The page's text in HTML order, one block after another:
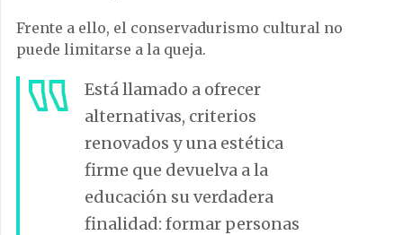
Frente a ello, el conservadurismo cultural no
puede limitarse a la queja.
Está llamado a ofrecer
alternativas, criterios
renovados y una estética
firme que devuelva a la
educación su verdadera
finalidad: formar personas